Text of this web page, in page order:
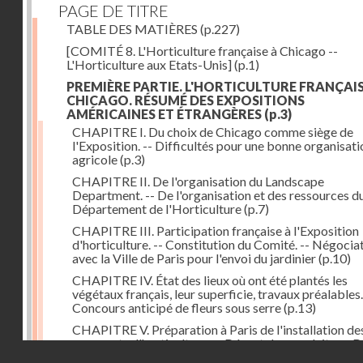
PAGE DE TITRE
TABLE DES MATIÈRES (p.227)
[COMITÉ 8. L'Horticulture française à Chicago --
L'Horticulture aux Etats-Unis](p.1)
PREMIÈRE PARTIE. L'HORTICULTURE
CHICAGO. RÉSUMÉ DES EXPOSITIONS
AMÉRICAINES ET ÉTRANGÈRES (p.3)
CHAPITRE I. Du choix de Chicago comme siège de
l'Exposition. -- Difficultés pour une bonne
agricole(p.3)
CHAPITRE II. De l'organisation du Landscape
Department. -- De l'organisation et des ressources
Département de l'Horticulture(p.7)
CHAPITRE III. Participation française à l'Exposition
d'horticulture. -- Constitution du Comité. --
avec la Ville de Paris pour l'envoi du jardinier(p.10)
CHAPITRE IV. État des lieux où ont été plantés les
végétaux français, leur superficie, travaux
Concours anticipé de fleurs sous serre(p.13)
CHAPITRE V. Préparation à Paris de l'installation
exposants d'horticulture. -- Départ des produits. --